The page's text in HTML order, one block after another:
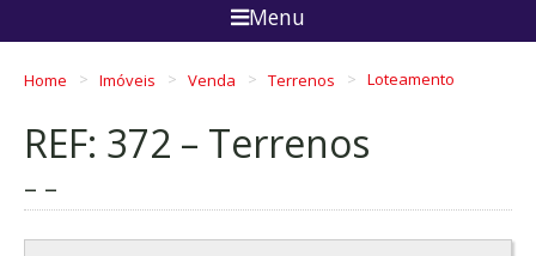
Menu
Home Imóveis Venda Terrenos Loteamento
REF: 372 – Terrenos
– –